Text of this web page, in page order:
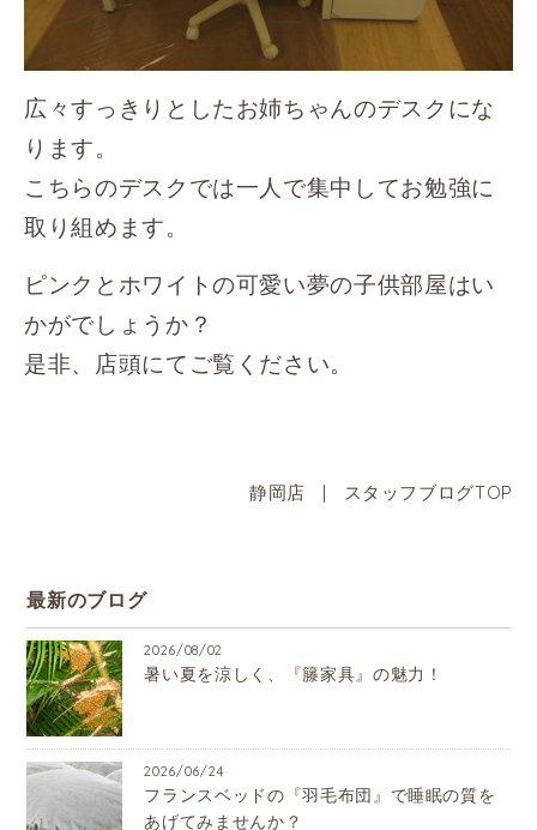
広々すっきりとしたお姉ちゃんのデスクにな
ります。
こちらのデスクでは一人で集中してお勉強に
取り組めます。
ピンクとホワイトの可愛い夢の子供部屋はい
かがでしょうか？
是非、店頭にてご覧ください。
静岡店 | スタッフブログTOP
最新のブログ
2026/08/02
暑い夏を涼しく、『籐家具』の魅力！
2026/06/24
フランスベッドの『羽毛布団』で睡眠の質を
あげてみませんか？